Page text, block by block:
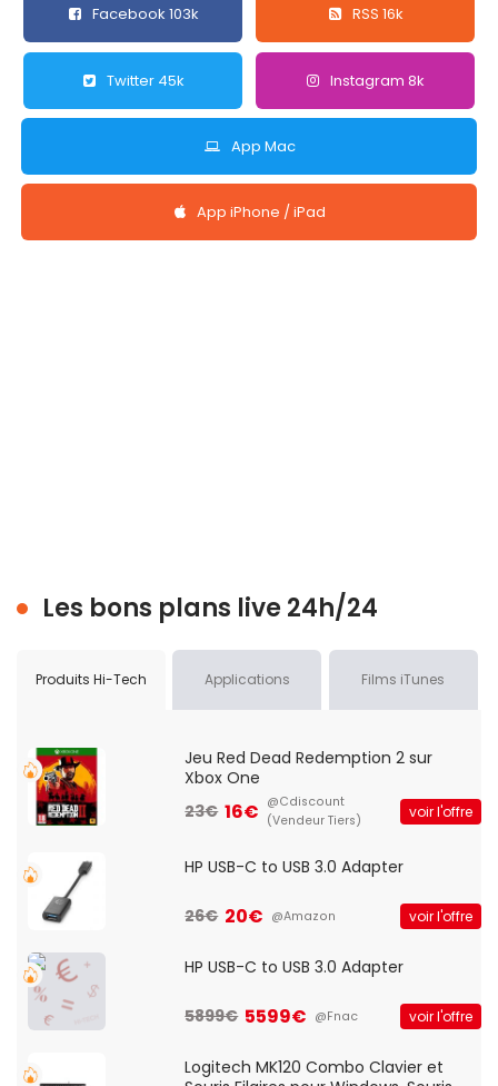
Facebook 103k RSS 16k
Twitter 45k Instagram 8k
App Mac
App iPhone / iPad
Les bons plans live 24h/24
Produits Hi-Tech Applications Films iTunes
Jeu Red Dead Redemption 2 sur
Xbox One
23€ 16€ @Cdiscount
(Vendeur Tiers)
voir l'offre
HP USB-C to USB 3.0 Adapter
26€ 20€ @Amazon voir l'offre
HP USB-C to USB 3.0 Adapter
5899€ 5599€ @Fnac voir l'offre
Logitech MK120 Combo Clavier et